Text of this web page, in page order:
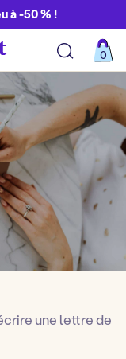
à -50 % !
0
une lettre de
nos aventures